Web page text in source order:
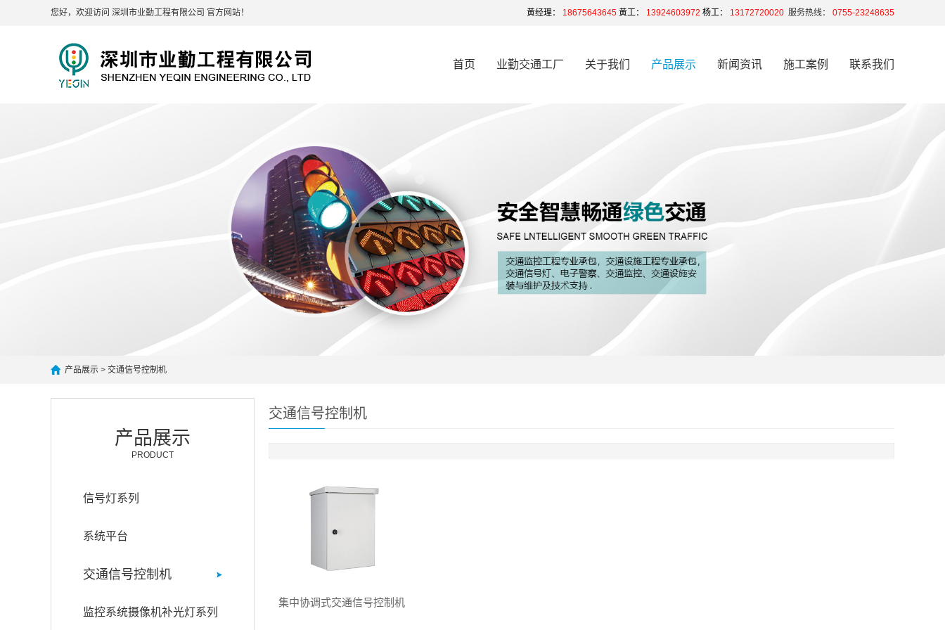
黄经理： 18675643645 黄工： 13924603972 杨工： 13172720020 服务热线： 0755-23248635
您好，欢迎访问 深圳市业勤工程有限公司 官方网站！
首页 业勤交通工厂 关于我们 产品展示 新闻资讯 施工案例 联系我们
产品展示 > 交通信号控制机
产品展示
PRODUCT
信号灯系列
系统平台
交通信号控制机
监控系统摄像机补光灯系列
交通信号控制机
集中协调式交通信号控制机